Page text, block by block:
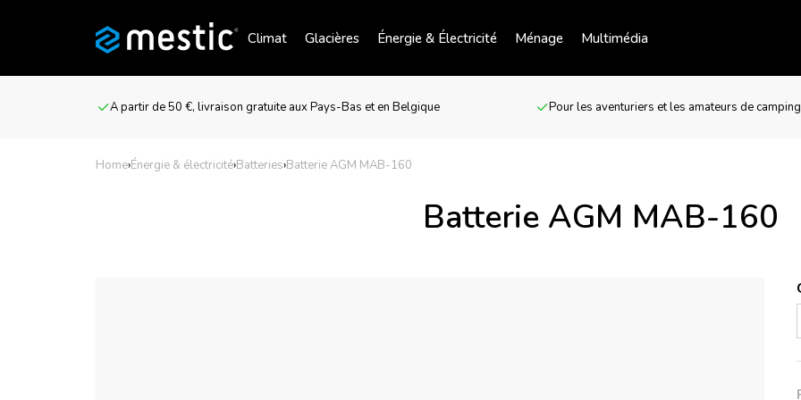
Climat Glacières Énergie & Électricité Ménage Multimédia
A partir de 50 €, livraison gratuite aux Pays-Bas et en Belgique Pour les aventuriers et les amateurs de camping
Home›Énergie & électricité›Batteries›Batterie AGM MAB-160
Batterie AGM MAB-160